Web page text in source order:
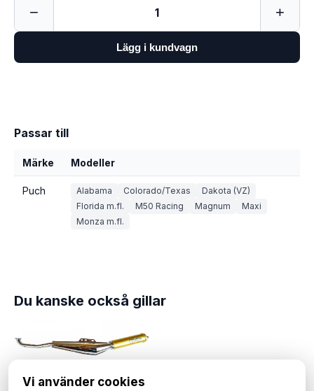
− 1 +
Lägg i kundvagn
Passar till
Märke Modeller
Puch Alabama Colorado/Texas
Dakota (VZ)
Florida m.fl.
M50 Racing Magnum
Maxi
Monza m.fl.
Du kanske också gillar
Effektavgassystem Puch Maxi, 28mm.
Vi använder cookies